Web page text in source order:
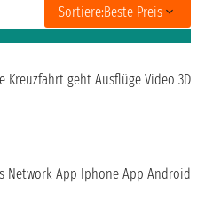
Sortiere:Beste Preis
Kreuzfahrt geht Ausflüge Video 3D
Network App Iphone App Android